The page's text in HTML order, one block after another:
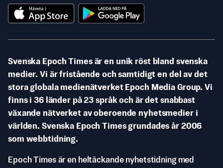
Svenska Epoch Times är en unik röst bland svenska
medier. Vi är fristående och samtidigt en del av det
stora globala medienätverket Epoch Media Group. Vi
finns i 36 länder på 23 språk och är det snabbast
växande nätverket av oberoende nyhetsmedier i
världen. Svenska Epoch Times grundades år 2006
som webbtidning.
Epoch Times är en heltäckande nyhetstidning med